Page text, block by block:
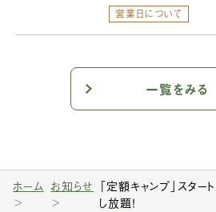
営業日について
一覧をみる
ホーム お知らせ 「定額キャンプ」スタ
し放題！